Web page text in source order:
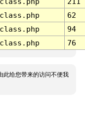
62
94
76
此给您带来的访问不便我